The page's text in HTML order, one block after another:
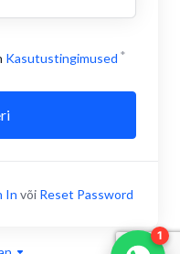
Kasutustingimused
In või Reset Password
1